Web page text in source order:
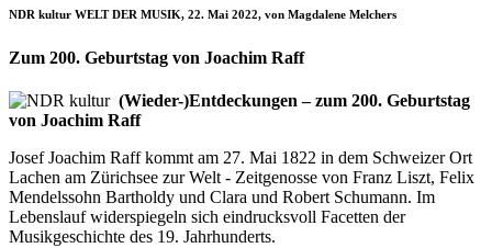
NDR kultur WELT DER MUSIK, 22. Mai 2022, von Magdalene Melchers
Zum 200. Geburtstag von Joachim Raff
(Wieder-)Entdeckungen – zum 200. Geburtstag
von Joachim Raff
Josef Joachim Raff kommt am 27. Mai 1822 in dem Schweizer Ort
Lachen am Zürichsee zur Welt - Zeitgenosse von Franz Liszt, Felix
Mendelssohn Bartholdy und Clara und Robert Schumann. Im
Lebenslauf widerspiegeln sich eindrucksvoll Facetten der
Musikgeschichte des 19. Jahrhunderts.